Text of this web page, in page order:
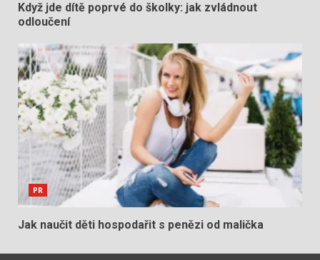
Když jde dítě poprvé do školky: jak zvládnout
odloučení
PR
Jak naučit děti hospodařit s penězi od malička